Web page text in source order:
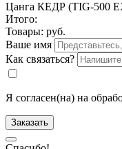
Цанга КЕДР (TIG-500
Итого:
Товары: руб.
Ваше имя
Как связаться?
Я согласен(на) на
Заказать